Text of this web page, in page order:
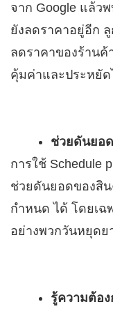
จาก Google แล้ว
ยังลดราคาอยู่อีก
ลดราคาของร้านค้
คุ้มค่าและประหยั
ช่วยดันยอ
การใช้ Schedule
ช่วยดันยอดของสิน
กำหนด ได้ โดยเฉ
อย่างพวกวันหยุดย
รู้ความต้อ